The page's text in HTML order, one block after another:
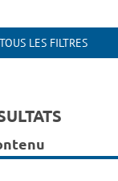
LES FILTRES